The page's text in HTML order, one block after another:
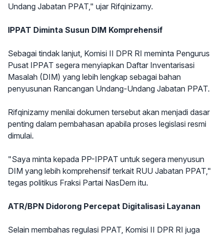
Undang Jabatan PPAT," ujar Rifqinizamy.
IPPAT Diminta Susun DIM Komprehensif
Sebagai tindak lanjut, Komisi II DPR RI meminta Pengurus
Pusat IPPAT segera menyiapkan Daftar Inventarisasi
Masalah (DIM) yang lebih lengkap sebagai bahan
penyusunan Rancangan Undang-Undang Jabatan PPAT.
Rifqinizamy menilai dokumen tersebut akan menjadi dasar
penting dalam pembahasan apabila proses legislasi resmi
dimulai.
"Saya minta kepada PP-IPPAT untuk segera menyusun
DIM yang lebih komprehensif terkait RUU Jabatan PPAT,"
tegas politikus Fraksi Partai NasDem itu.
ATR/BPN Didorong Percepat Digitalisasi Layanan
Selain membahas regulasi PPAT, Komisi II DPR RI juga